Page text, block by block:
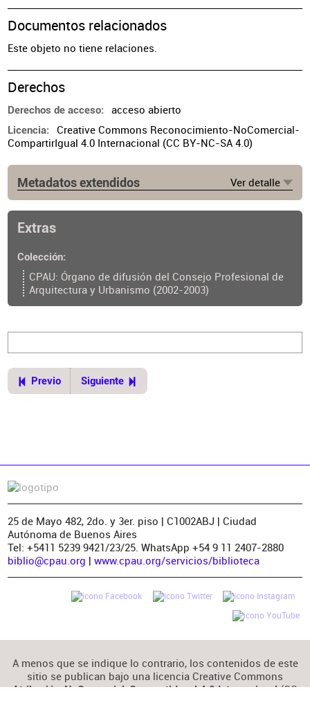
Documentos relacionados
Este objeto no tiene relaciones.
Derechos
Derechos de acceso acceso abierto
Licencia
Creative Commons Reconocimiento-NoComercial-
CompartirIgual 4.0 Internacional (CC BY-NC-SA 4.0)
Metadatos extendidos Ver detalle
Buenos Aires
Ubicación del original
ui=2&recno=19974&id=CPAU.2.19974
Extras
Colección
CPAU: Órgano de difusión del Consejo Profesional de
Arquitectura y Urbanismo (2002-2003)
Previo Siguiente
25 de Mayo 482, 2do. y 3er. piso | C1002ABJ | Ciudad
Autónoma de Buenos Aires
Tel: +5411 5239 9421/23/25. WhatsApp +54 9 11 2407-2880
biblio@cpau.org | www.cpau.org/servicios/biblioteca
A menos que se indique lo contrario, los contenidos de este
sitio se publican bajo una licencia Creative Commons
Atribución-NoComercial-CompartirIgual 4.0 Internacional(CC